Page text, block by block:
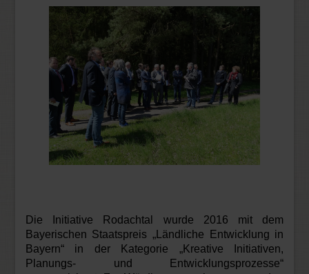
Die Initiative Rodachtal wurde 2016 mit dem
Bayerischen Staatspreis „Ländliche Entwicklung in
Bayern“ in der Kategorie „Kreative Initiativen,
Planungs- und Entwicklungsprozesse“